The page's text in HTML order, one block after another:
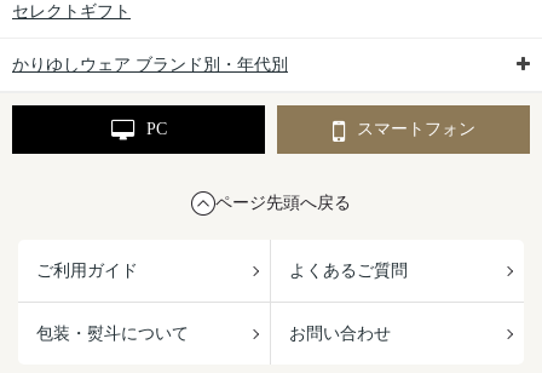
セレクトギフト
かりゆしウェア ブランド別・年代別
PC スマートフォン
ページ先頭へ戻る
ご利用ガイド よくあるご質問
包装・熨斗について お問い合わせ